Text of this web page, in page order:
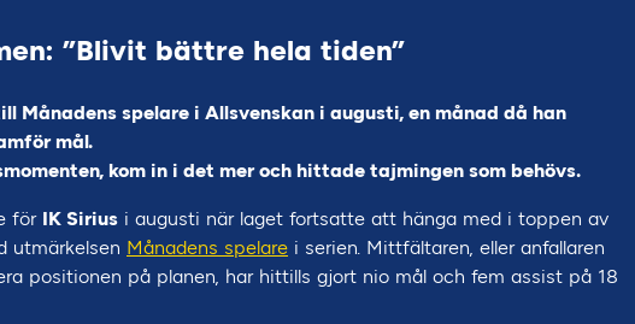
”Blivit bättre hela tiden”
Månadens spelare i Allsvenskan i augusti, en månad då han
mål.
kom in i det mer och hittade tajmingen som behövs.
för IK Sirius i augusti när laget fortsatte att hänga med i toppen av
utmärkelsen Månadens spelare i serien. Mittfältaren, eller anfallaren
positionen på planen, har hittills gjort nio mål och fem assist på 18